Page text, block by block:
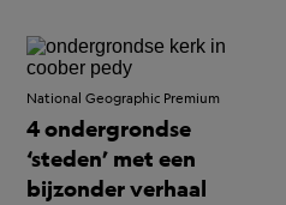
National Geographic Premium
4 ondergrondse
‘steden’ met een
bijzonder verhaal